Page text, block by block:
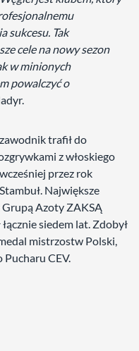
sukcesu. Tak
cele na nowy sezon
w minionych
powalczyć o
trafił do
z włoskiego
przez rok
Największe
Grupą Azoty ZAKSĄ
siedem lat. Zdobył
mistrzostw Polski,
CEV.